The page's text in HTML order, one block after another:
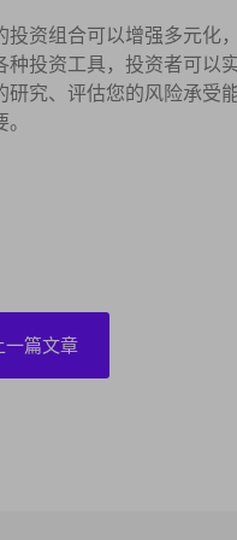
投资组合可以增强多元化
种投资工具，投资者可以
研究、评估您的风险承受
一篇文章